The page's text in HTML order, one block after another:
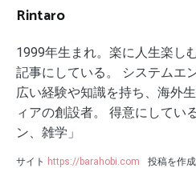
Rintaro
1999年生まれ。楽に人生楽し
記事にしている。 システムエ
広い経験や知識を持ち、海外
ィアの創設者。 得意にしてい
ン、雑学」
サイト https://barahobi.com 投稿を作